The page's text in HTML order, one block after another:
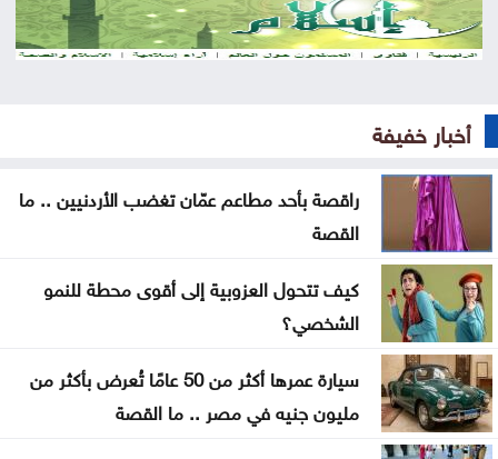
بعد العدوان الواسع .. الاحتلال ينسحب من مخيم قلنديا
وكفر عقب
إسبانيا
ارتفاع الدولار مقابل الين واليورو الجمعة
أسعار النفط تواصل ارتفاعها الجمعة
طقس صيفي عادي اليوم وارتفاع الأحد والاثنين
بعد أقوى صعود منذ فبراير .. إلى أين تتجه أسعار
الذهب؟
تهنئة لــ الدكتور القاضي بسام التلاهين
أخبار خفيفة
راقصة بأحد مطاعم عمّان تغضب الأردنيين .. ما
القصة
كيف تتحول العزوبية إلى أقوى محطة للنمو
الشخصي؟
سيارة عمرها أكثر من 50 عامًا تُعرض بأكثر من
مليون جنيه في مصر .. ما القصة